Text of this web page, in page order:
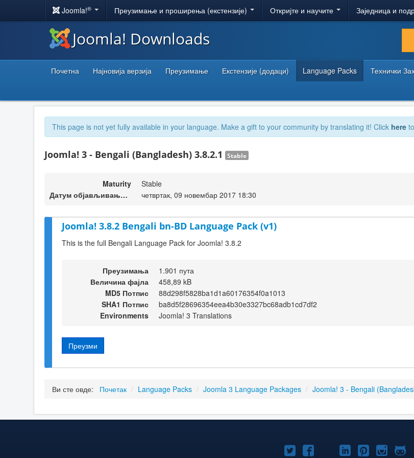
Joomla!® Преузимање и проширења (екстензије) Откријте и научите Заједница и
Joomla! Downloads
Почетна Најновија верзија Преузимање Екстензије (додаци) Language Packs Технички
This page is not yet fully available in your language. Make a gift to your community by translating it! Click here
Joomla! 3 - Bengali (Bangladesh) 3.8.2.1 Stable
Maturity
Stable
Датум објављивања верзије
четвртак, 09 новембар 2017 18:30
Joomla! 3.8.2 Bengali bn-BD Language Pack (v1)
This is the full Bengali Language Pack for Joomla! 3.8.2
Преузимања
1.901 пута
Величина фајла
458,89 kB
MD5 Потпис
88d298f5828ba1d1a60176354f0a1013
SHA1 Потпис
ba8d5f28696354eea4b30e3327bc68adb1cd7df2
Environments
Joomla! 3 Translations
Преузми
Ви сте овде: Почетак / Language Packs / Joomla 3 Language Packages / Joomla! 3 - Bengali
Joomla!Joomla!Joomla!
Joomla!Joomla!
Joomla!